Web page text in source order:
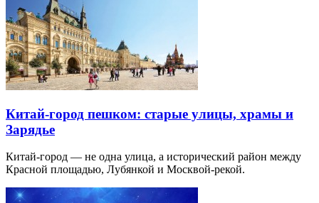
Китай-город пешком: старые улицы, храмы и
Зарядье
Китай-город — не одна улица, а исторический район между
Красной площадью, Лубянкой и Москвой-рекой.